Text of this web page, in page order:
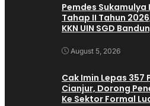
Pemdes Sukamulya
Tahap II Tahun
KKN UIN SGD
August 5, 2026
Cak Imin Lepas 357
Cianjur, Dorong
Ke Sektor Formal